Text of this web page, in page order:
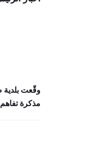
وقّعت بلدية
مذكرة